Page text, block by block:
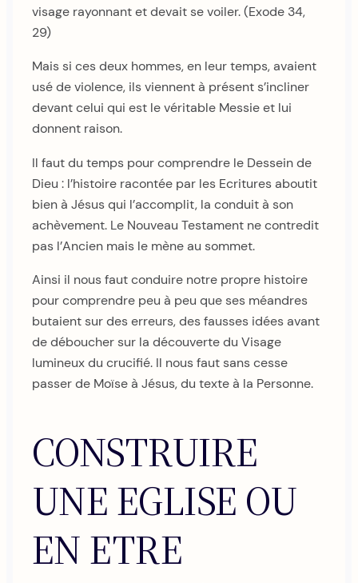
visage rayonnant et devait se voiler. (Exode 34,
29)
Mais si ces deux hommes, en leur temps, avaient
usé de violence, ils viennent à présent s’incliner
devant celui qui est le véritable Messie et lui
donnent raison.
Il faut du temps pour comprendre le Dessein de
Dieu : l’histoire racontée par les Ecritures aboutit
bien à Jésus qui l’accomplit, la conduit à son
achèvement. Le Nouveau Testament ne contredit
pas l’Ancien mais le mène au sommet.
Ainsi il nous faut conduire notre propre histoire
pour comprendre peu à peu que ses méandres
butaient sur des erreurs, des fausses idées avant
de déboucher sur la découverte du Visage
lumineux du crucifié. Il nous faut sans cesse
passer de Moïse à Jésus, du texte à la Personne.
CONSTRUIRE
UNE EGLISE OU
EN ETRE